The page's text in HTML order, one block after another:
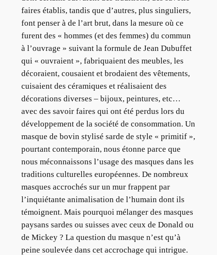
faires établis, tandis que d’autres, plus singuliers,
font penser à de l’art brut, dans la mesure où ce
furent des « hommes (et des femmes) du commun
à l’ouvrage » suivant la formule de Jean Dubuffet
qui « ouvraient », fabriquaient des meubles, les
décoraient, cousaient et brodaient des vêtements,
cuisaient des céramiques et réalisaient des
décorations diverses – bijoux, peintures, etc…
avec des savoir faires qui ont été perdus lors du
développement de la société de consommation. Un
masque de bovin stylisé sarde de style « primitif »,
pourtant contemporain, nous étonne parce que
nous méconnaissons l’usage des masques dans les
traditions culturelles européennes. De nombreux
masques accrochés sur un mur frappent par
l’inquiétante animalisation de l’humain dont ils
témoignent. Mais pourquoi mélanger des masques
paysans sardes ou suisses avec ceux de Donald ou
de Mickey ? La question du masque n’est qu’à
peine soulevée dans cet accrochage qui intrigue.